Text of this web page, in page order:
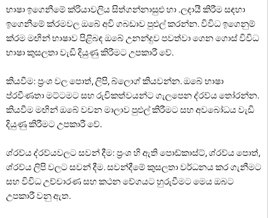
භාෂා ඉගෙනීමේ ක්රියාවලිය සිත්ගන්නාසුළු හා .ලදායී කිරීම සඳහා
ඉගෙනීමේ ක්රමවල ඔබේ අවි ගබඩාව පුළුල් කරන්න. විවිධ ඉගෙනුම්
ක්රම මඟින් භාෂාව පිළිබඳ ඔබේ උනන්දුව පවත්වා ගෙන ගොස් විවිධ
භාෂා කුසලතා වැඩි දියුණු කිරීමට උපකාරී වේ.
කියවීම: ප්‍රංශ වල පොත්, ලිපි, බ්ලොග් කියවන්න. ඔබේ භාෂා
ප්රවීණතා මට්ටමට සහ රුචිකත්වයන්ට ගැලපෙන ද්රව්ය තෝරන්න.
කියවීම මඟින් ඔබේ වචන මාලාව පුළුල් කිරීමට සහ අවබෝධය වැඩි
දියුණු කිරීමට උපකාරී වේ.
ශ්රව්ය ද්රව්යවලට සවන් දීම: ප්‍රංශ හි ඇති පොඩ්කාස්ට්, ශ්රව්ය පොත්,
ශ්රව්ය ලිපි වලට සවන් දීම. සවන්දීමේ කුසලතා වර්ධනය කර ගැනීමට
සහ විවිධ උච්චාරණ සහ කථන වේගයට හුරුවීමට මෙය ඔබට
උපකාරී වනු ඇත.